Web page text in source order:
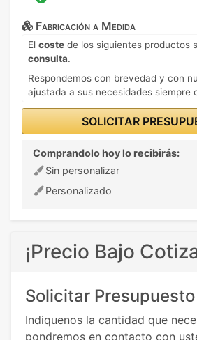
Fabricación a Medida
El coste de los siguientes productos
consulta.
Respondemos con brevedad y con
ajustada a sus necesidades siempre
SOLICITAR
Comprandolo hoy lo recibirás:
Sin personalizar
Personalizado
¡Precio Bajo
Solicitar Presupuesto
Indiquenos la cantidad que
pondremos en contacto con